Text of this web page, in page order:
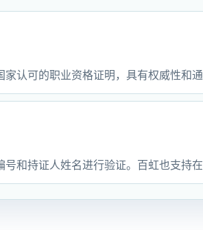
认可的职业资格证明，具有权威性和通
和持证人姓名进行验证。百虹也支持